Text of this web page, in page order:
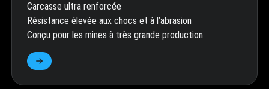
Carcasse ultra renforcée
Résistance élevée aux chocs et à l’abrasion
Conçu pour les mines à très grande production